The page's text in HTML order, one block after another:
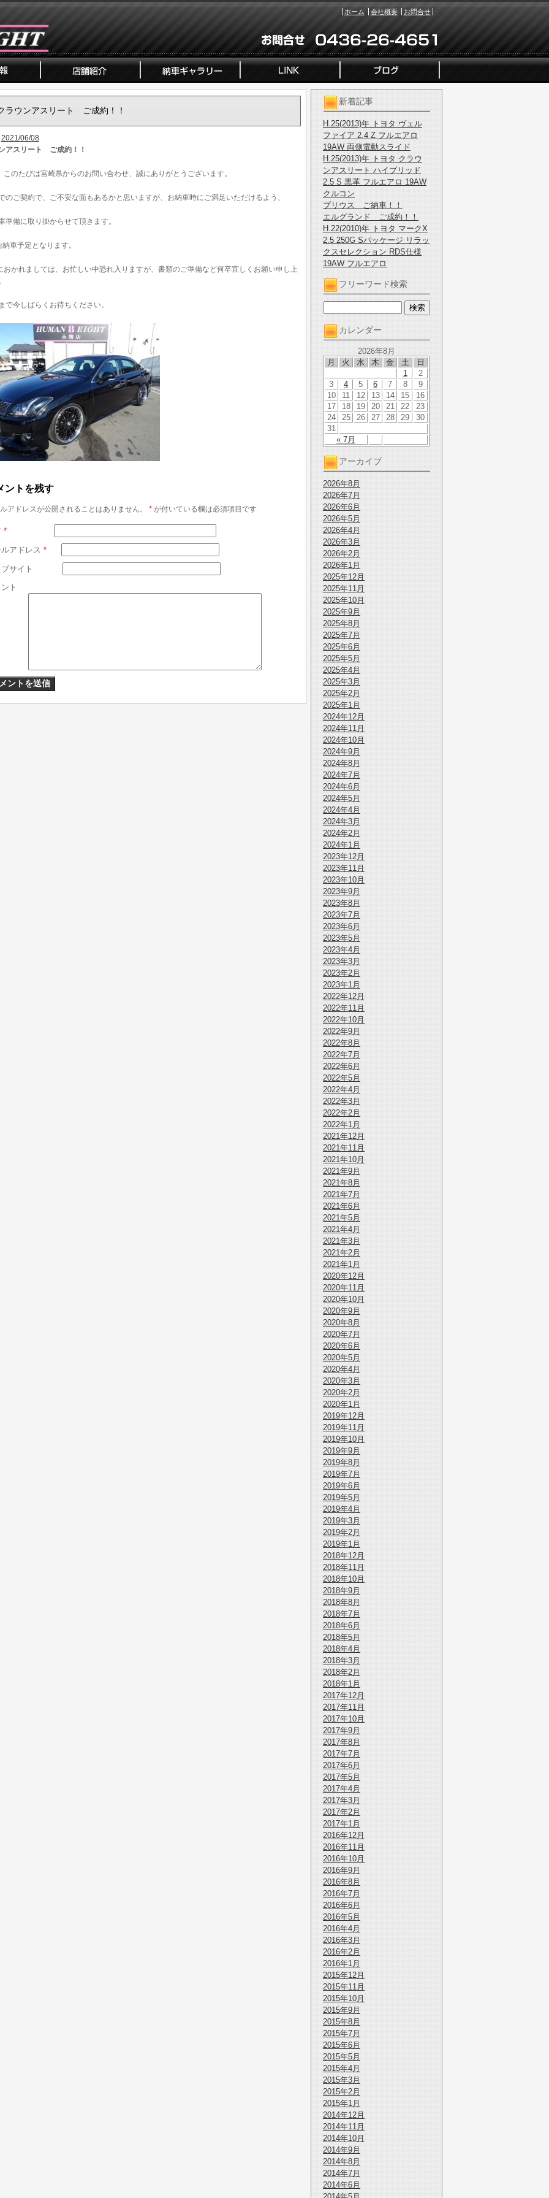
ホーム 会社概要 お問合せ
新着記事
H.25(2013)年 トヨタ ヴェル
ファイア 2.4 Z フルエアロ
19AW 両側電動スライド
H.25(2013)年 トヨタ クラウ
ンアスリート ハイブリッド
2.5 S 黒革 フルエアロ 19AW
クルコン
プリウス ご納車！！
エルグランド ご成約！！
H.22(2010)年 トヨタ マークX
2.5 250G Sパッケージ リラッ
クスセレクション RDS仕様
19AW フルエアロ
フリーワード検索
カレンダー
2026年8月
月
火 水 木 金 土 日
« 7月
1
2
3
4 5 6 7 8
9
10
11 12 13 14 15
16
17
18 19 20 21 22
23
24
25 26 27 28 29
30
31
アーカイブ
2026年8月
2026年7月
2026年6月
2026年5月
2026年4月
2026年3月
2026年2月
2026年1月
2025年12月
2025年11月
2025年10月
2025年9月
2025年8月
2025年7月
2025年6月
2025年5月
2025年4月
2025年3月
2025年2月
2025年1月
2024年12月
2024年11月
2024年10月
2024年9月
2024年8月
2024年7月
2024年6月
2024年5月
2024年4月
2024年3月
2024年2月
2024年1月
2023年12月
2023年11月
2023年10月
2023年9月
2023年8月
2023年7月
2023年6月
2023年5月
2023年4月
2023年3月
2023年2月
2023年1月
2022年12月
2022年11月
2022年10月
2022年9月
2022年8月
2022年7月
2022年6月
2022年5月
2022年4月
2022年3月
2022年2月
2022年1月
2021年12月
2021年11月
2021年10月
2021年9月
2021年8月
2021年7月
2021年6月
2021年5月
2021年4月
2021年3月
2021年2月
2021年1月
2020年12月
2020年11月
2020年10月
2020年9月
2020年8月
2020年7月
2020年6月
2020年5月
2020年4月
2020年3月
2020年2月
2020年1月
2019年12月
2019年11月
2019年10月
2019年9月
2019年8月
2019年7月
2019年6月
2019年5月
2019年4月
2019年3月
2019年2月
2019年1月
2018年12月
2018年11月
2018年10月
2018年9月
2018年8月
2018年7月
2018年6月
2018年5月
2018年4月
2018年3月
2018年2月
2018年1月
2017年12月
2017年11月
2017年10月
2017年9月
2017年8月
2017年7月
2017年6月
2017年5月
2017年4月
2017年3月
2017年2月
2017年1月
2016年12月
2016年11月
2016年10月
2016年9月
2016年8月
2016年7月
2016年6月
2016年5月
2016年4月
2016年3月
2016年2月
2016年1月
2015年12月
2015年11月
2015年10月
2015年9月
2015年8月
2015年7月
2015年6月
2015年5月
2015年4月
2015年3月
2015年2月
2015年1月
2014年12月
2014年11月
2014年10月
2014年9月
2014年8月
2014年7月
2014年6月
ラウンアスリート ご成約！！
2021/06/08
アスリート ご成約！！
このたびは宮崎県からのお問い合わせ、誠にありがとうございます。
のご契約で、ご不安な面もあるかと思いますが、お納車時にご満足いただけるよう、
準備に取り掛からせて頂きます。
車予定となります。
おかれましては、お忙しい中恐れ入りますが、書類のご準備など何卒宜しくお願い申し上
で今しばらくお待ちください。
ントを残す
アドレスが公開されることはありません。 *が付いている欄は必須項目です
*
ルアドレス *
サイト
ト